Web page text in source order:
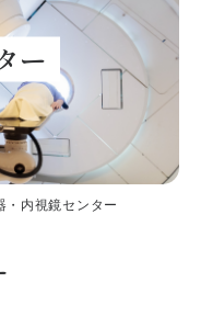
ー
・内視鏡センター